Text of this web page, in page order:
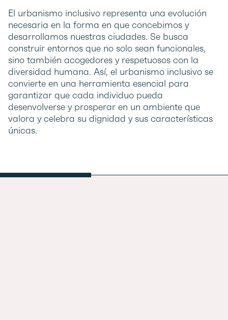
El urbanismo inclusivo representa una evolución
necesaria en la forma en que concebimos y
desarrollamos nuestras ciudades. Se busca
construir entornos que no solo sean funcionales,
sino también acogedores y respetuosos con la
diversidad humana. Así, el urbanismo inclusivo se
convierte en una herramienta esencial para
garantizar que cada individuo pueda
desenvolverse y prosperar en un ambiente que
valora y celebra su dignidad y sus características
únicas.